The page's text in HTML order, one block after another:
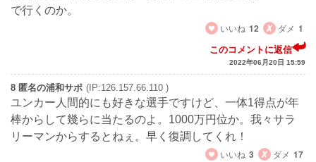
で行くのか。
いいね 12 ダメ 1
このコメントに返信
2022年06月20日 15:59
8 匿名の浦和サポ (IP:126.157.66.110 )
ユンカー人間的にも好きな選手ですけど、一体1得点が年
棒からして幾らに当たるのよ。1000万円位か。我々サラ
リーマンからするとねぇ。早く復調してくれ！
いいね 3 ダメ 17